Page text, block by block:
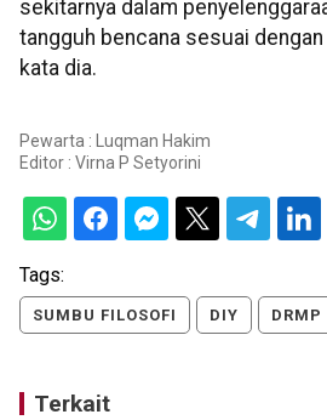
sekitarnya dalam
tangguh bencana sesuai dengan
kata dia.
Pewarta : Luqman Hakim
Editor : Virna P Setyorini
Tags:
SUMBU FILOSOFI DIY DRMP
Terkait